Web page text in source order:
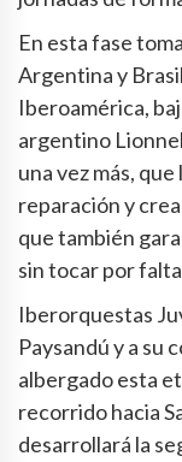
En esta fase
Argentina y
Iberoamérica,
argentino
una vez más,
reparación y
que también
sin tocar por
Iberorquestas
Paysandú y a su
albergado esta
recorrido hacia
desarrollará la